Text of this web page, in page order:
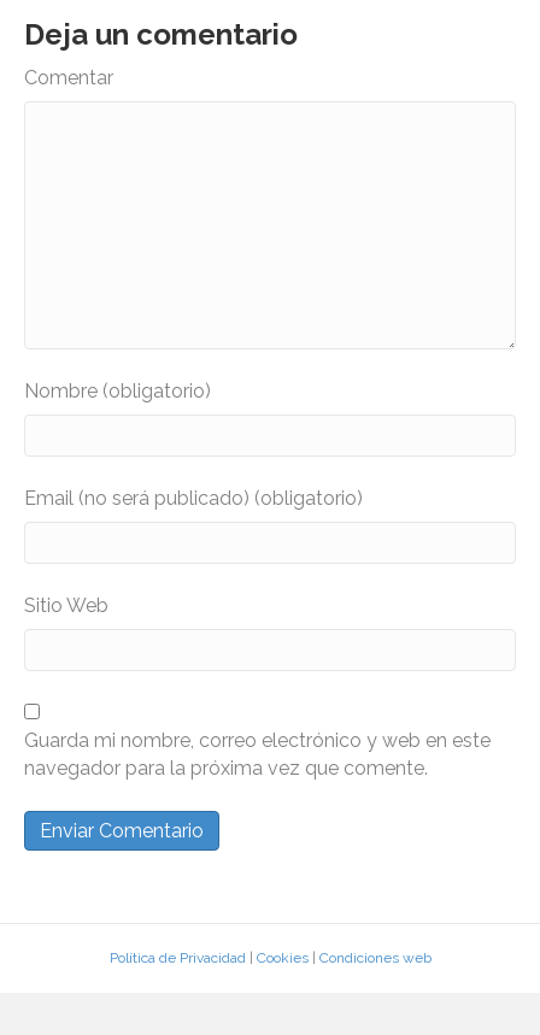
Deja un comentario
Comentar
Nombre (obligatorio)
Email (no será publicado) (obligatorio)
Sitio Web
Guarda mi nombre, correo electrónico y web en este
navegador para la próxima vez que comente.
Política de Privacidad | Cookies| Condiciones web